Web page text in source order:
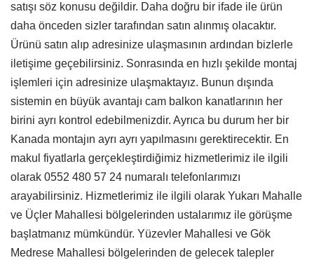
satışı söz konusu değildir. Daha doğru bir ifade ile ürün
daha önceden sizler tarafından satın alınmış olacaktır.
Ürünü satın alıp adresinize ulaşmasının ardından bizlerle
iletişime geçebilirsiniz. Sonrasında en hızlı şekilde montaj
işlemleri için adresinize ulaşmaktayız. Bunun dışında
sistemin en büyük avantajı cam balkon kanatlarının her
birini ayrı kontrol edebilmenizdir. Ayrıca bu durum her bir
Kanada montajın ayrı ayrı yapılmasını gerektirecektir. En
makul fiyatlarla gerçekleştirdiğimiz hizmetlerimiz ile ilgili
olarak 0552 480 57 24 numaralı telefonlarımızı
arayabilirsiniz. Hizmetlerimiz ile ilgili olarak Yukarı Mahalle
ve Üçler Mahallesi bölgelerinden ustalarımız ile görüşme
başlatmanız mümkündür. Yüzevler Mahallesi ve Gök
Medrese Mahallesi bölgelerinden de gelecek talepler